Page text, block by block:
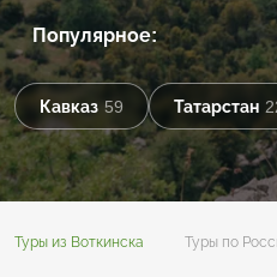
Популярное:
Кавказ 59 Татарстан
Туры из Воткинска Туры по